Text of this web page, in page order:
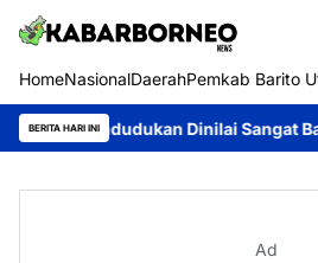
HomeNasionalDaerahPemkab Barito
BERITA HARI INI
Dinilai Sangat Baik Kontingen
Ad